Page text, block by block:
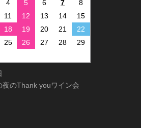
4 5 6 7
8
11 12 13 14
15
18 19 20 21
22
25 26 27 28
29
夜のThank youワイン会